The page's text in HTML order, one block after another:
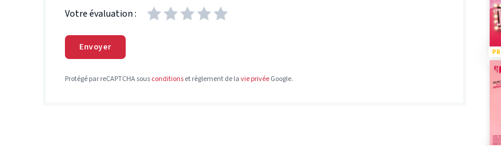
Votre évaluation :
Envoyer
Protégé par reCAPTCHA sousconditionset règlement de lavie privéeGoogle.